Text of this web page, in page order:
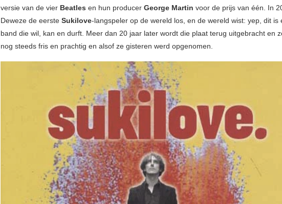
versie van de vier Beatles en hun producer George Martin voor de prijs van één. In
Deweze de eerste Sukilove-langspeler op de wereld los, en de wereld wist: yep, dit is
band die wil, kan en durft. Meer dan 20 jaar later wordt die plaat terug uitgebracht en
nog steeds fris en prachtig en alsof ze gisteren werd opgenomen.